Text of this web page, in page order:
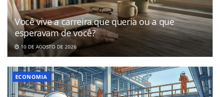
Você vive a carreira que queria ou a que
esperavam de você?
10 DE AGOSTO DE 2026
ECONOMIA